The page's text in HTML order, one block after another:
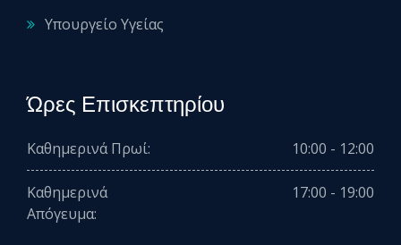
Υπουργείο Υγείας
Ώρες Επισκεπτηρίου
Καθημερινά Πρωί: 10:00 - 12:00
Καθημερινά
Απόγευμα:
17:00 - 19:00